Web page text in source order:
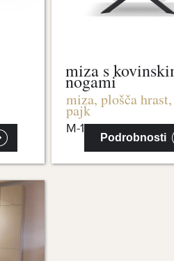
miza s
nogami
miza, plošča
pajk
M-1067a
Podrobnosti